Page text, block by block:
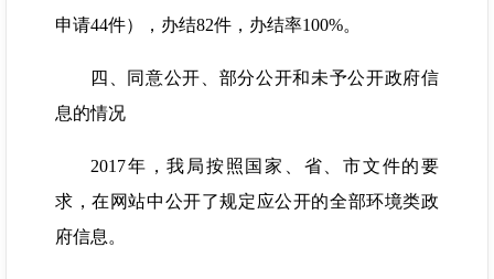
申请44件），办结82件，办结率100%。
四、同意公开、部分公开和未予公开政府信
息的情况
2017年，我局按照国家、省、市文件的要
求，在网站中公开了规定应公开的全部环境类政
府信息。